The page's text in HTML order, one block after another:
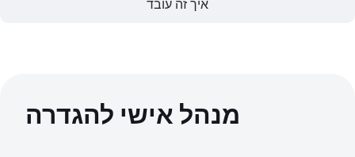
איך זה עובד
מנהל אישי להגדרה